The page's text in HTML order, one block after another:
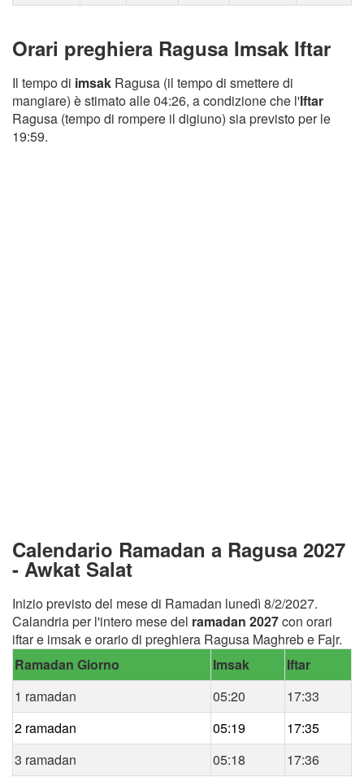
Orari preghiera Ragusa Imsak Iftar
Il tempo di imsak Ragusa (il tempo di smettere di
mangiare) è stimato alle 04:26, a condizione che l'Iftar
Ragusa (tempo di rompere il digiuno) sia previsto per le
19:59.
Calendario Ramadan a Ragusa 2027
- Awkat Salat
Inizio previsto del mese di Ramadan lunedì 8/2/2027.
Calandria per l'intero mese del ramadan 2027con orari
iftar e imsak e orario di preghiera Ragusa Maghreb e Fajr.
Ramadan Giorno
Imsak
Iftar
1 ramadan
05:20
17:33
2 ramadan
05:19
17:35
3 ramadan
05:18 17:36